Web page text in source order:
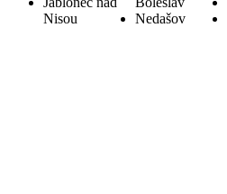
Nisou
Nedašov